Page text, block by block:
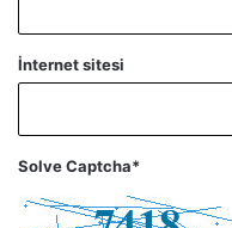
İnternet sitesi
Solve Captcha*